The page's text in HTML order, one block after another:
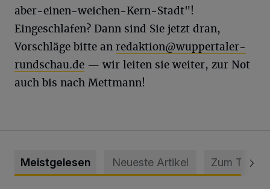
aber-einen-weichen-Kern-Stadt"!
Eingeschlafen? Dann sind Sie jetzt dran,
Vorschläge bitte an redaktion@wuppertaler-
rundschau.de — wir leiten sie weiter, zur Not
auch bis nach Mettmann!
Meistgelesen Neueste Artikel Zum Thema